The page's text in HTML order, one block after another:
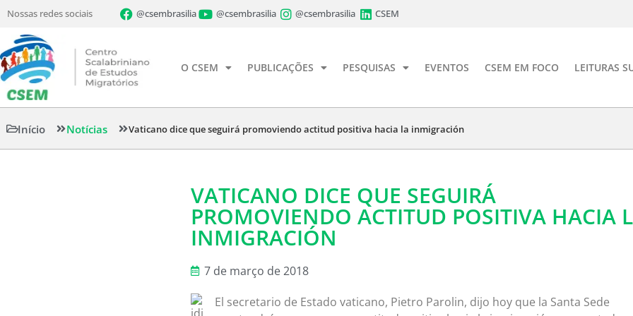
Nossas redes sociais @csembrasilia @csembrasilia @csembrasilia CSEM
O CSEM PUBLICAÇÕES PESQUISAS EVENTOS CSEM EM FOCO LEITURAS
Início Notícias Vaticano dice que seguirá promoviendo actitud positiva hacia la inmigración
VATICANO DICE QUE SEGUIRÁ
PROMOVIENDO ACTITUD POSITIVA HACIA
INMIGRACIÓN
7 de março de 2018
El secretario de Estado vaticano, Pietro Parolin, dijo hoy que la Santa Sede